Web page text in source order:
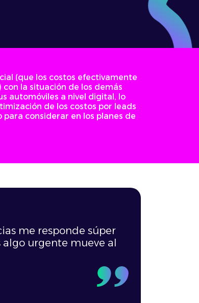
(que los costos efectivamente
la situación de los demás
automóviles a nivel digital, lo
de los costos por leads
considerar en los planes de
me responde súper
urgente mueve al